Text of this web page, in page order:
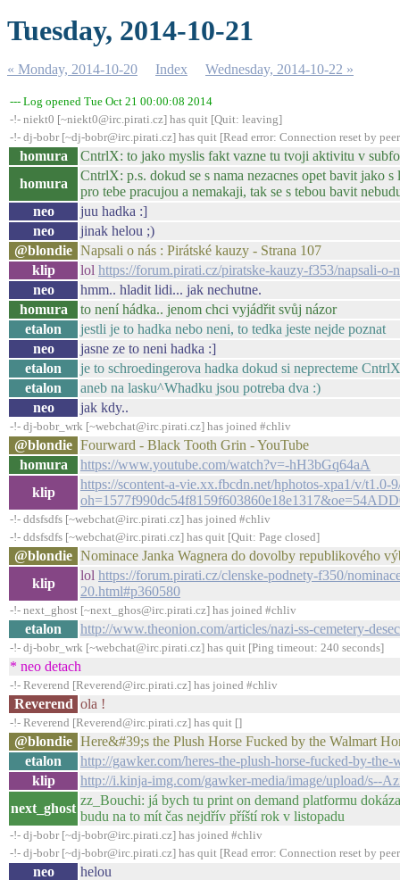
Tuesday, 2014-10-21
« Monday, 2014-10-20 Index Wednesday, 2014-10-22 »
--- Log opened Tue Oct 21 00:00:08 2014
-!- niekt0 [~niekt0@irc.pirati.cz] has quit [Quit: leaving]
-!- dj-bobr [~dj-bobr@irc.pirati.cz] has quit [Read error: Connection reset by
homura
CntrlX: to jako myslis fakt vazne tu tvoji aktivitu v
homura
CntrlX: p.s. dokud se s nama nezacnes opet bavit jako
pro tebe pracujou a nemakaji, tak se s tebou bavit
neo
juu hadka :]
neo
jinak helou ;)
@blondie Napsali o nás : Pirátské kauzy - Strana 107
klip
lol https://forum.pirati.cz/piratske-kauzy-f353/napsali-o-
neo
hmm.. hladit lidi... jak nechutne.
homura
to není hádka.. jenom chci vyjádřit svůj názor
etalon
jestli je to hadka nebo neni, to tedka jeste nejde poznat
neo
jasne ze to neni hadka :]
etalon
je to schroedingerova hadka dokud si neprecteme
etalon
aneb na lasku^Whadku jsou potreba dva :)
neo
jak kdy..
-!- dj-bobr_wrk [~webchat@irc.pirati.cz] has joined #chliv
@blondie Fourward - Black Tooth Grin - YouTube
homura
https://www.youtube.com/watch?v=-hH3bGq64aA
klip
https://scontent-a-vie.xx.fbcdn.net/hphotos-xpa1/v/
-!- ddsfsdfs [~webchat@irc.pirati.cz] has joined #chliv
-!- ddsfsdfs [~webchat@irc.pirati.cz] has quit [Quit: Page closed]
@blondie Nominace Janka Wagnera do dovolby republikového
klip
lol https://forum.pirati.cz/clenske-podnety-f350/
20.html#p360580
-!- next_ghost [~next_ghos@irc.pirati.cz] has joined #chliv
etalon http://www.theonion.com/articles/nazi-ss-cemetery-
-!- dj-bobr_wrk [~webchat@irc.pirati.cz] has quit [Ping timeout: 240 seconds]
* neo detach
-!- Reverend [Reverend@irc.pirati.cz] has joined #chliv
Reverend ola !
-!- Reverend [Reverend@irc.pirati.cz] has quit []
@blondie Here&#39;s the Plush Horse Fucked by the Walmart
etalon
http://gawker.com/heres-the-plush-horse-fucked-by-
klip
http://i.kinja-img.com/gawker-media/image/upload/s--
next_ghost
zz_Bouchi: já bych tu print on demand platformu
budu na to mít čas nejdřív příští rok v listopadu
-!- dj-bobr [~dj-bobr@irc.pirati.cz] has joined #chliv
-!- dj-bobr [~dj-bobr@irc.pirati.cz] has quit [Read error: Connection reset by
neo helou